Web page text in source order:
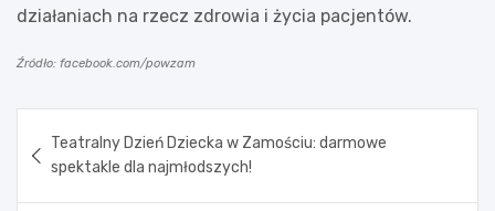
działaniach na rzecz zdrowia i życia pacjentów.
Źródło: facebook.com/powzam
wpisu
Teatralny Dzień Dziecka w Zamościu: darmowe
spektakle dla najmłodszych!